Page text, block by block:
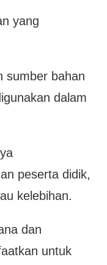
yang
sumber bahan
dalam
peserta didik,
kelebihan.
dan
untuk